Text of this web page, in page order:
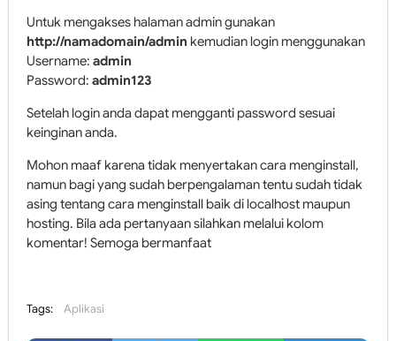
Untuk mengakses halaman admin gunakan
http://namadomain/admin kemudian login menggunakan
Username: admin
Password: admin123
Setelah login anda dapat mengganti password sesuai
keinginan anda.
Mohon maaf karena tidak menyertakan cara menginstall,
namun bagi yang sudah berpengalaman tentu sudah tidak
asing tentang cara menginstall baik di localhost maupun
hosting. Bila ada pertanyaan silahkan melalui kolom
komentar! Semoga bermanfaat
Tags: Aplikasi